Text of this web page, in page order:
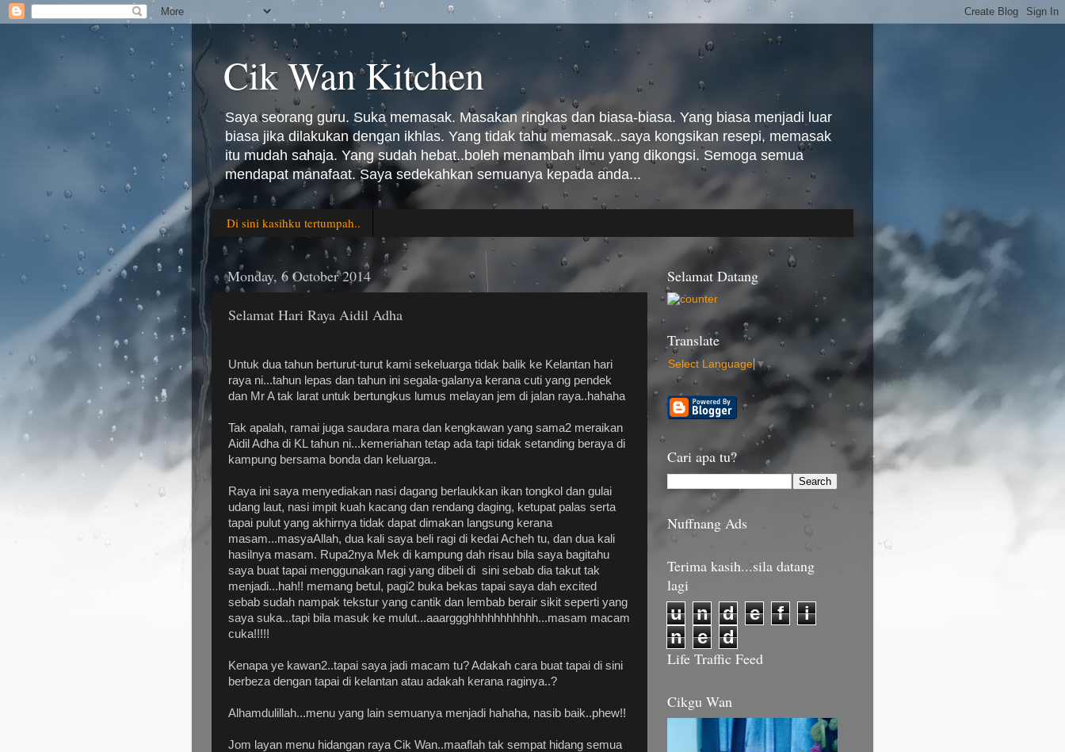
Cik Wan Kitchen
Saya seorang guru. Suka memasak. Masakan ringkas dan biasa-biasa. Yang biasa menjadi luar
biasa jika dilakukan dengan ikhlas. Yang tidak tahu memasak..saya kongsikan resepi, memasak
itu mudah sahaja. Yang sudah hebat..boleh menambah ilmu yang dikongsi. Semoga semua
mendapat manafaat. Saya sedekahkan semuanya kepada anda...
Di sini kasihku tertumpah..
Monday, 6 October 2014
Selamat Hari Raya Aidil Adha
Untuk dua tahun berturut-turut kami sekeluarga tidak balik ke Kelantan hari
raya ni...tahun lepas dan tahun ini segala-galanya kerana cuti yang pendek
dan Mr A tak larat untuk bertungkus lumus melayan jem di jalan raya..hahaha
Tak apalah, ramai juga saudara mara dan kengkawan yang sama2 meraikan
Aidil Adha di KL tahun ni...kemeriahan tetap ada tapi tidak setanding beraya di
kampung bersama bonda dan keluarga..
Raya ini saya menyediakan nasi dagang berlaukkan ikan tongkol dan gulai
udang laut, nasi impit kuah kacang dan rendang daging, ketupat palas serta
tapai pulut yang akhirnya tidak dapat dimakan langsung kerana
masam...masyaAllah, dua kali saya beli ragi di kedai Acheh tu, dan dua kali
hasilnya masam. Rupa2nya Mek di kampung dah risau bila saya bagitahu
saya buat tapai menggunakan ragi yang dibeli di sini sebab dia takut tak
menjadi...hah!! memang betul, pagi2 buka bekas tapai saya dah excited
sebab sudah nampak tekstur yang cantik dan lembab berair sikit seperti yang
saya suka...tapi bila masuk ke mulut...aaarggghhhhhhhhhhh...masam macam
cuka!!!!!
Kenapa ye kawan2..tapai saya jadi macam tu? Adakah cara buat tapai di sini
berbeza dengan tapai di kelantan atau adakah kerana raginya..?
Alhamdulillah...menu yang lain semuanya menjadi hahaha, nasib baik..phew!!
Jom layan menu hidangan raya Cik Wan..maaflah tak sempat hidang semua
Selamat Datang
Translate
Select Language ▼
Cari apa tu?
Nuffnang Ads
Terima kasih...sila datang
lagi
u n d e f
i
n
e d
Life Traffic Feed
Cikgu Wan